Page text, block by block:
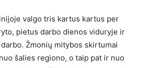
valgo tris kartus kartus per
pietus darbo dienos viduryje ir
Žmonių mitybos skirtumai
šalies regiono, o taip pat ir nuo